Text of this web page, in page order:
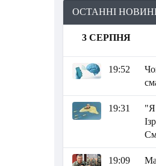
ОСТАННІ
3 СЕРПНЯ
19:52
19:31
"Я
19:09